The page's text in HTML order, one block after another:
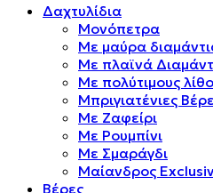
Δαχτυλίδια
Μονόπετρα
Mε μαύρα
Mε πλαϊνά
Mε πολύτιμους
Μπριγιατένιες
Με Ζαφείρι
Με Ρουμπίνι
Με Σμαράγδι
Μαίανδρος
Βέρες